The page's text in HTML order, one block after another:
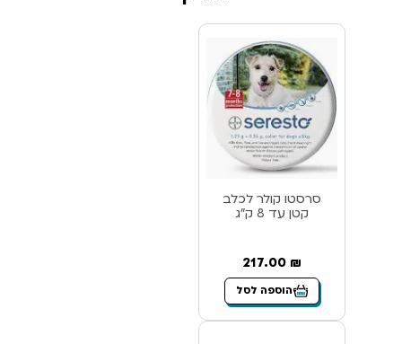
סרסטו קולר לכלב
קטן עד 8 ק”ג
217.00 ₪
הוספה לסל